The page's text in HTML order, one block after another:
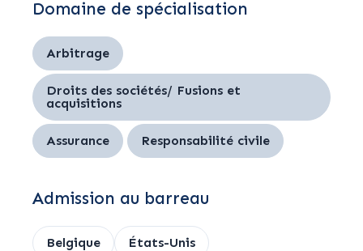
Domaine de spécialisation
Arbitrage
Droits des sociétés/ Fusions et
acquisitions
Assurance Responsabilité civile
Admission au barreau
Belgique États-Unis